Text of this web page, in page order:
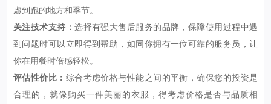
虑到跑的地方和季节。
关注技术支持：选择有强大售后服务的品牌，保障使用过程中遇
到问题时可以立即得到帮助，如同你拥有一位可靠的服务员，让
你在用餐时倍感轻松。
评估性价比： 综合考虑价格与性能之间的平衡，确保您的投资是
合理的，就像购买一件美丽的衣服，得考虑价格是否与品质相